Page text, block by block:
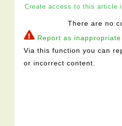
Create access to this article
There are no
Report as inappropriate
Via this function you can
or incorrect content.